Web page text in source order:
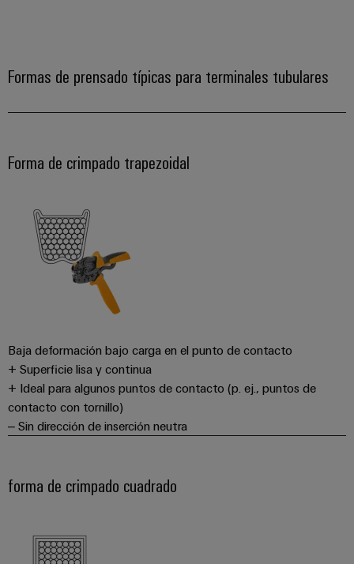
Formas de prensado típicas para terminales tubulares
Forma de crimpado trapezoidal
Baja deformación bajo carga en el punto de contacto
+ Superficie lisa y continua
+ Ideal para algunos puntos de contacto (p. ej., puntos de
contacto con tornillo)
– Sin dirección de inserción neutra
forma de crimpado cuadrado